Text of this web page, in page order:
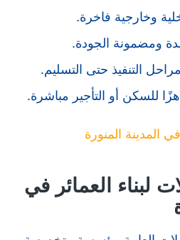
وخارجية فاخرة.
ومضمونة الجودة.
التنفيذ حتى التسليم.
للسكن أو التأجير مباشرة.
المدينة المنورة
لبناء العمائر في